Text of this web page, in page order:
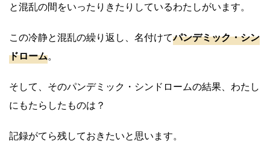
と混乱の間をいったりきたりしているわたしがいます。
この冷静と混乱の繰り返し、名付けてパンデミック・シン
ドローム。
そして、そのパンデミック・シンドロームの結果、わたし
にもたらしたものは？
記録がてら残しておきたいと思います。